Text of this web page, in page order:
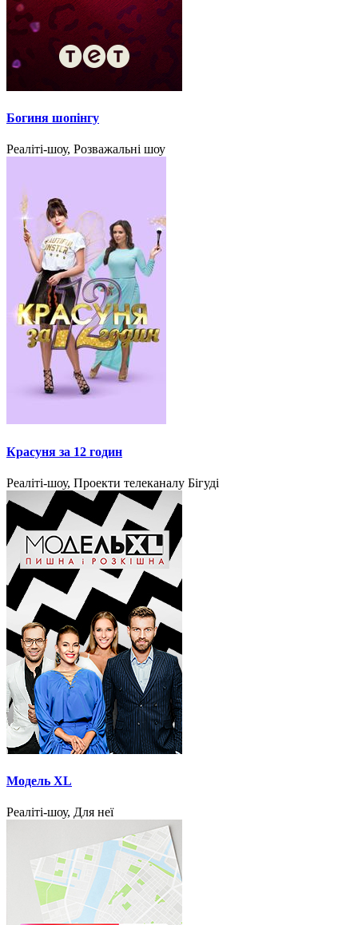
Богиня шопінгу
Реаліті-шоу, Розважальні шоу
Красуня за 12 годин
Реаліті-шоу, Проекти телеканалу Бігуді
Модель XL
Реаліті-шоу, Для неї